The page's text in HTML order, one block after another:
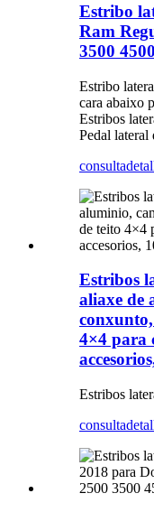
Estribo
Ram
3500
Estribo
cara abaixo
Estribos
Pedal lateral
consulta
Estribos
aliaxe de
4×4 para
Estribos
consulta